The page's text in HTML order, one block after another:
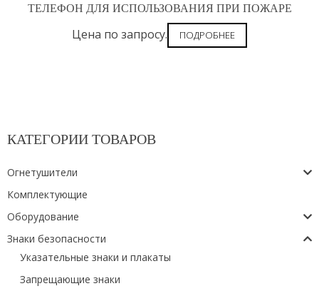
ТЕЛЕФОН ДЛЯ ИСПОЛЬЗОВАНИЯ ПРИ ПОЖАРЕ
Цена по запросу. ПОДРОБНЕЕ
КАТЕГОРИИ ТОВАРОВ
Огнетушители
Комплектующие
Оборудование
Знаки безопасности
Указательные знаки и плакаты
Запрещающие знаки